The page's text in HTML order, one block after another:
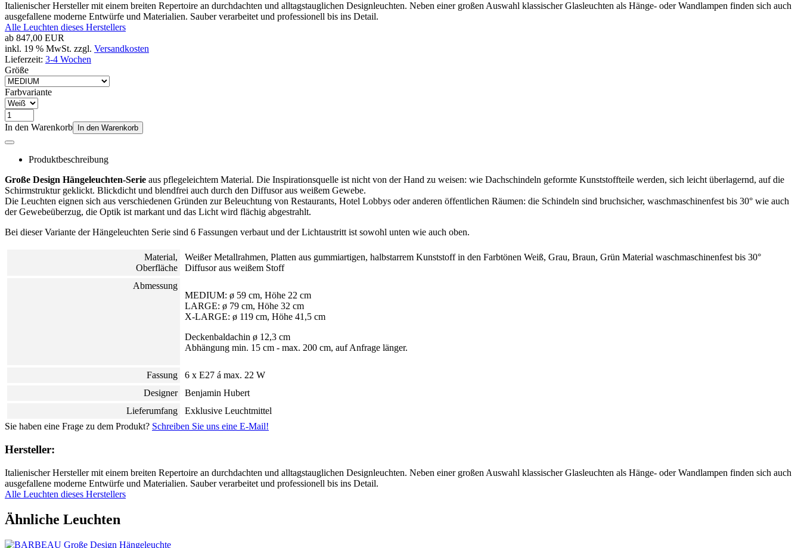
Italienischer Hersteller mit einem breiten Repertoire an durchdachten und alltagstauglichen Designleuchten. Neben einer großen Auswahl klassischer Glasleuchten als Hänge- oder Wandlampen finden sich auch
ausgefallene moderne Entwürfe und Materialien. Sauber verarbeitet und professionell bis ins Detail.
Alle Leuchten dieses Herstellers
ab 847,00 EUR
inkl. 19 % MwSt. zzgl. Versandkosten
Lieferzeit: 3-4 Wochen
Größe
Farbvariante
In den Warenkorb In den Warenkorb
Produktbeschreibung
Große Design Hängeleuchten-Serie aus pflegeleichtem Material. Die Inspirationsquelle ist nicht von der Hand zu weisen: wie Dachschindeln geformte Kunststoffteile werden, sich leicht überlagernd, auf die
Schirmstruktur geklickt. Blickdicht und blendfrei auch durch den Diffusor aus weißem Gewebe.
Die Leuchten eignen sich aus verschiedenen Gründen zur Beleuchtung von Restaurants, Hotel Lobbys oder anderen öffentlichen Räumen: die Schindeln sind bruchsicher, waschmaschinenfest bis 30° wie auch
der Gewebeüberzug, die Optik ist markant und das Licht wird flächig abgestrahlt.
Bei dieser Variante der Hängeleuchten Serie sind 6 Fassungen verbaut und der Lichtaustritt ist sowohl unten wie auch oben.
Material,
Oberfläche
Weißer Metallrahmen, Platten aus gummiartigen, halbstarrem Kunststoff in den Farbtönen Weiß, Grau, Braun, Grün Material waschmaschinenfest bis 30°
Diffusor aus weißem Stoff
Abmessung
MEDIUM: ø 59 cm, Höhe 22 cm
LARGE: ø 79 cm, Höhe 32 cm
X-LARGE: ø 119 cm, Höhe 41,5 cm
Deckenbaldachin ø 12,3 cm
Abhängung min. 15 cm - max. 200 cm, auf Anfrage länger.
Fassung
6 x E27 á max. 22 W
Designer
Benjamin Hubert
Lieferumfang
Exklusive Leuchtmittel
Sie haben eine Frage zu dem Produkt? Schreiben Sie uns eine E-Mail!
Hersteller:
Italienischer Hersteller mit einem breiten Repertoire an durchdachten und alltagstauglichen Designleuchten. Neben einer großen Auswahl klassischer Glasleuchten als Hänge- oder Wandlampen finden sich auch
ausgefallene moderne Entwürfe und Materialien. Sauber verarbeitet und professionell bis ins Detail.
Alle Leuchten dieses Herstellers
Ähnliche Leuchten